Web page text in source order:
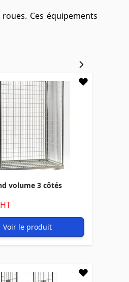
Ces équipements
volume 3 côtés
HT
Voir le produit